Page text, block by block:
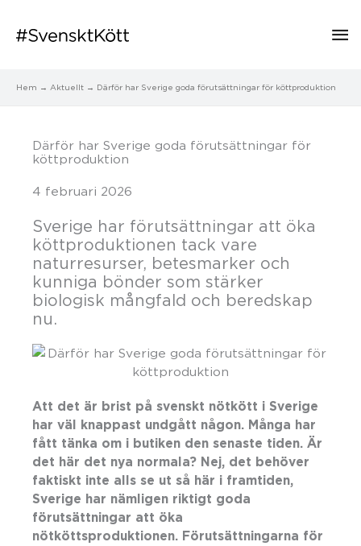
Hem Aktuellt Därför har Sverige goda förutsättningar för köttproduktion
Därför har Sverige goda förutsättningar för
köttproduktion
4 februari 2026
Sverige har förutsättningar att öka
köttproduktionen tack vare
naturresurser, betesmarker och
kunniga bönder som stärker
biologisk mångfald och beredskap
nu.
Att det är brist på svenskt nötkött i Sverige
har väl knappast undgått någon. Många har
fått tänka om i butiken den senaste tiden. Är
det här det nya normala? Nej, det behöver
faktiskt inte alls se ut så här i framtiden,
Sverige har nämligen riktigt goda
förutsättningar att öka
nötköttsproduktionen. Förutsättningarna för